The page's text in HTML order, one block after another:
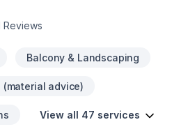
Reviews
Balcony & Landscaping
(material advice)
View all 47 services